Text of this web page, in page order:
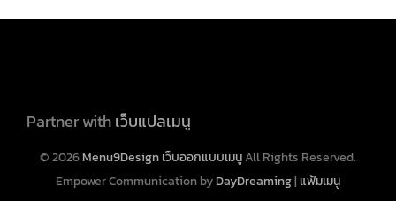
Partner withเว็บแปลเมนู
© 2026Menu9Design เว็บออกแบบเมนูAll Rights Reserved.
Empower Communication byDayDreaming| แฟ้มเมนู